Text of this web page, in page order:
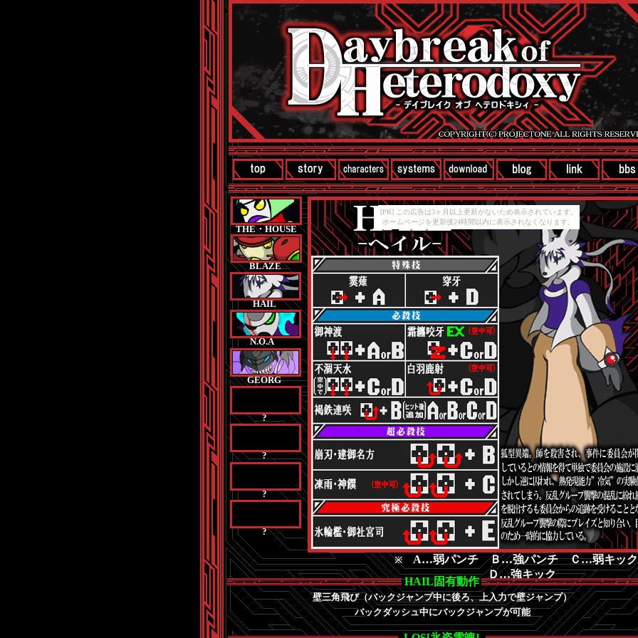
[PR] この広告は3ヶ月以上更新がないため表示されています。
ホームページを更新後24時間以内に表示されなくなります。
GEORG
HAIL固有動作
THE・HOUSE
壁三角飛び（バックジャンプ中に後ろ、上入力で壁ジャンプ）
?
HAIL
?
BLAZE
N.O.A
バックダッシュ中にバックジャンプが可能
?
?
※ A…弱パンチ Ｂ…強パンチ Ｃ…弱キッ
Ｄ…強キック